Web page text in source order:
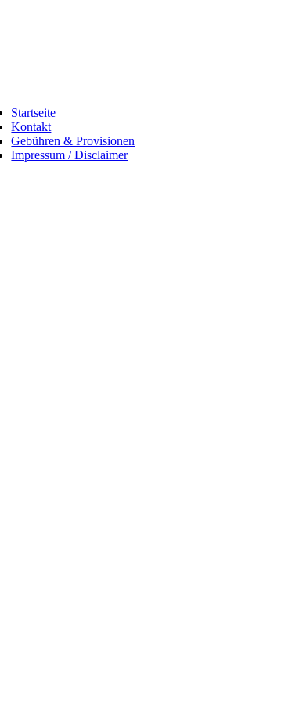
Startseite
Kontakt
Gebühren & Provisionen
Impressum / Disclaimer